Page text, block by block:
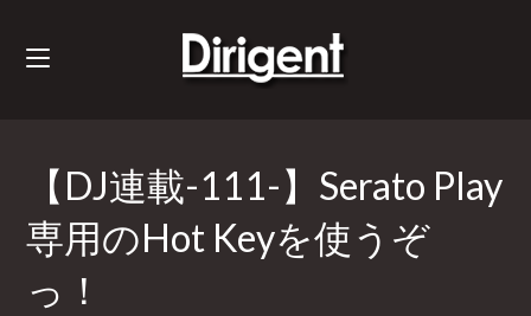
【DJ連載-111-】Serato Play
専用のHot Keyを使うぞ
っ！